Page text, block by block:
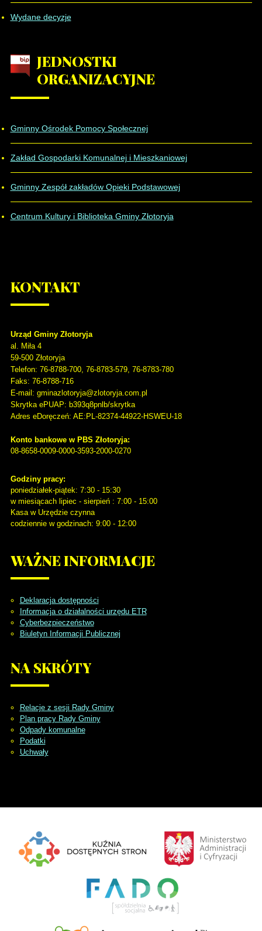
Wydane decyzje
JEDNOSTKI
ORGANIZACYJNE
Gminny Ośrodek Pomocy Społecznej
Zakład Gospodarki Komunalnej i Mieszkaniowej
Gminny Zespół zakładów Opieki Podstawowej
Centrum Kultury i Biblioteka Gminy Złotoryja
KONTAKT
Urząd Gminy Złotoryja
al. Miła 4
59-500 Złotoryja
Telefon: 76-8788-700, 76-8783-579, 76-8783-780
Faks: 76-8788-716
E-mail: gminazlotoryja@zlotoryja.com.pl
Skrytka ePUAP: b393q8pnlb/skrytka
Adres eDoręczeń: AE:PL-82374-44922-HSWEU-18
Konto bankowe w PBS Złotoryja:
08-8658-0009-0000-3593-2000-0270
Godziny pracy:
poniedziałek-piątek: 7:30 - 15:30
w miesiącach lipiec - sierpień : 7:00 - 15:00
Kasa w Urzędzie czynna
codziennie w godzinach: 9:00 - 12:00
WAŻNEINFORMACJE
Deklaracja dostępności
Informacja o działalności urzędu ETR
Cyberbezpieczeństwo
Biuletyn Informacji Publicznej
NA SKRÓTY
Relacje z sesji Rady Gminy
Plan pracy Rady Gminy
Odpady komunalne
Podatki
Uchwały